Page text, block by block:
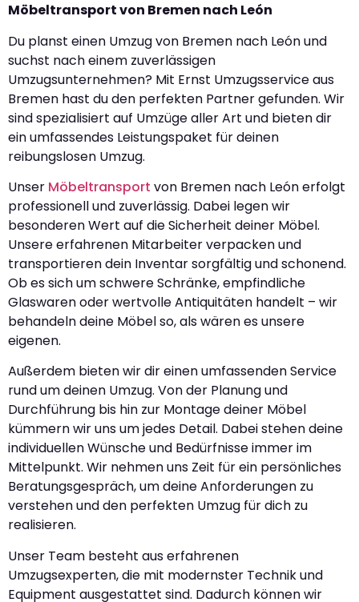
Möbeltransport von Bremen nach León
Du planst einen Umzug von Bremen nach León und
suchst nach einem zuverlässigen
Umzugsunternehmen? Mit Ernst Umzugsservice aus
Bremen hast du den perfekten Partner gefunden. Wir
sind spezialisiert auf Umzüge aller Art und bieten dir
ein umfassendes Leistungspaket für deinen
reibungslosen Umzug.
Unser Möbeltransport von Bremen nach León erfolgt
professionell und zuverlässig. Dabei legen wir
besonderen Wert auf die Sicherheit deiner Möbel.
Unsere erfahrenen Mitarbeiter verpacken und
transportieren dein Inventar sorgfältig und schonend.
Ob es sich um schwere Schränke, empfindliche
Glaswaren oder wertvolle Antiquitäten handelt – wir
behandeln deine Möbel so, als wären es unsere
eigenen.
Außerdem bieten wir dir einen umfassenden Service
rund um deinen Umzug. Von der Planung und
Durchführung bis hin zur Montage deiner Möbel
kümmern wir uns um jedes Detail. Dabei stehen deine
individuellen Wünsche und Bedürfnisse immer im
Mittelpunkt. Wir nehmen uns Zeit für ein persönliches
Beratungsgespräch, um deine Anforderungen zu
verstehen und den perfekten Umzug für dich zu
realisieren.
Unser Team besteht aus erfahrenen
Umzugsexperten, die mit modernster Technik und
Equipment ausgestattet sind. Dadurch können wir